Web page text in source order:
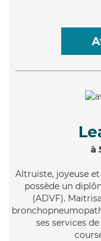
à
Altruiste, joyeuse
possède un
(ADVF).
ses services